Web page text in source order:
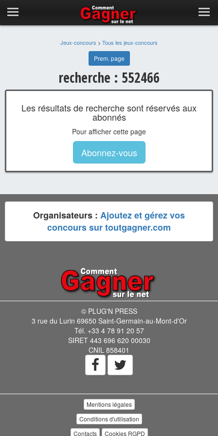
Jeux-concours > Tous les jeux-concours
Prem. page
recherche : 552466
Les résultats de recherche sont réservés aux
abonnés
Pour afficher cette page
Abonnez-vous
Organisateurs : Ajoutez et gérez vos
concours sur toutgagner.com
© PLUG'N PRESS
3 rue du Lurin 69650 Saint-Germain-au-Mont-d'Or
Tél. +33 4 78 91 20 57
SIRET 443 696 620 00030
CNIL 858401
Mentions légales
Conditions d'utilisation
Contacts
Cookies RGPD